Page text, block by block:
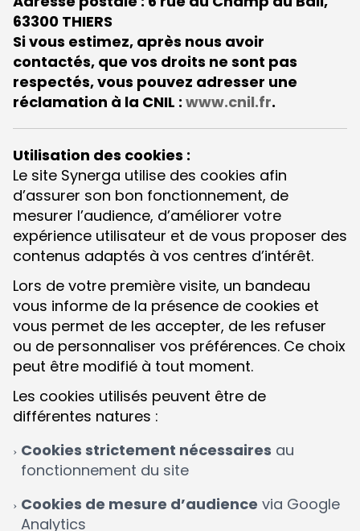
63300 THIERS
Si vous estimez, après nous avoir
contactés, que vos droits ne sont pas
respectés, vous pouvez adresser une
réclamation à la CNIL : www.cnil.fr.
Utilisation des cookies :
Le site Synerga utilise des cookies afin
d’assurer son bon fonctionnement, de
mesurer l’audience, d’améliorer votre
expérience utilisateur et de vous proposer des
contenus adaptés à vos centres d’intérêt.
Lors de votre première visite, un bandeau
vous informe de la présence de cookies et
vous permet de les accepter, de les refuser
ou de personnaliser vos préférences. Ce choix
peut être modifié à tout moment.
Les cookies utilisés peuvent être de
différentes natures :
Cookies strictement nécessaires au
fonctionnement du site
Cookies de mesure d’audience via Google
Analytics